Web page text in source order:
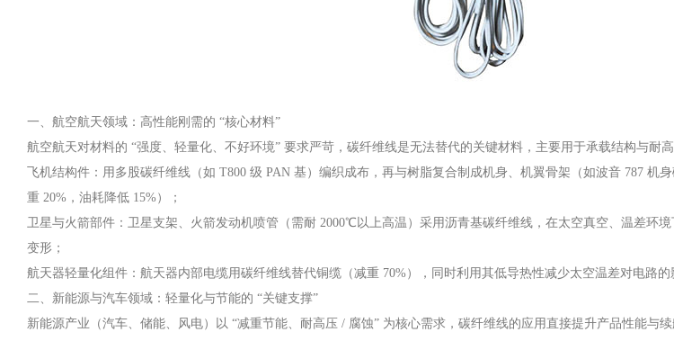
一、航空航天领域：高性能刚需的 “核心材料”
航空航天对材料的 “强度、轻量化、不好环境” 要求严苛，碳纤维线是无法替代的关键材料，主要用于承载结构与耐高
飞机结构件：用多股碳纤维线（如 T800 级 PAN 基）编织成布，再与树脂复合制成机身、机翼骨架（如波音 787 机
重 20%，油耗降低 15%）；
卫星与火箭部件：卫星支架、火箭发动机喷管（需耐 2000℃以上高温）采用沥青基碳纤维线，在太空真空、温差环
变形；
航天器轻量化组件：航天器内部电缆用碳纤维线替代铜缆（减重 70%），同时利用其低导热性减少太空温差对电路的
二、新能源与汽车领域：轻量化与节能的 “关键支撑”
新能源产业（汽车、储能、风电）以 “减重节能、耐高压 / 腐蚀” 为核心需求，碳纤维线的应用直接提升产品性能与续